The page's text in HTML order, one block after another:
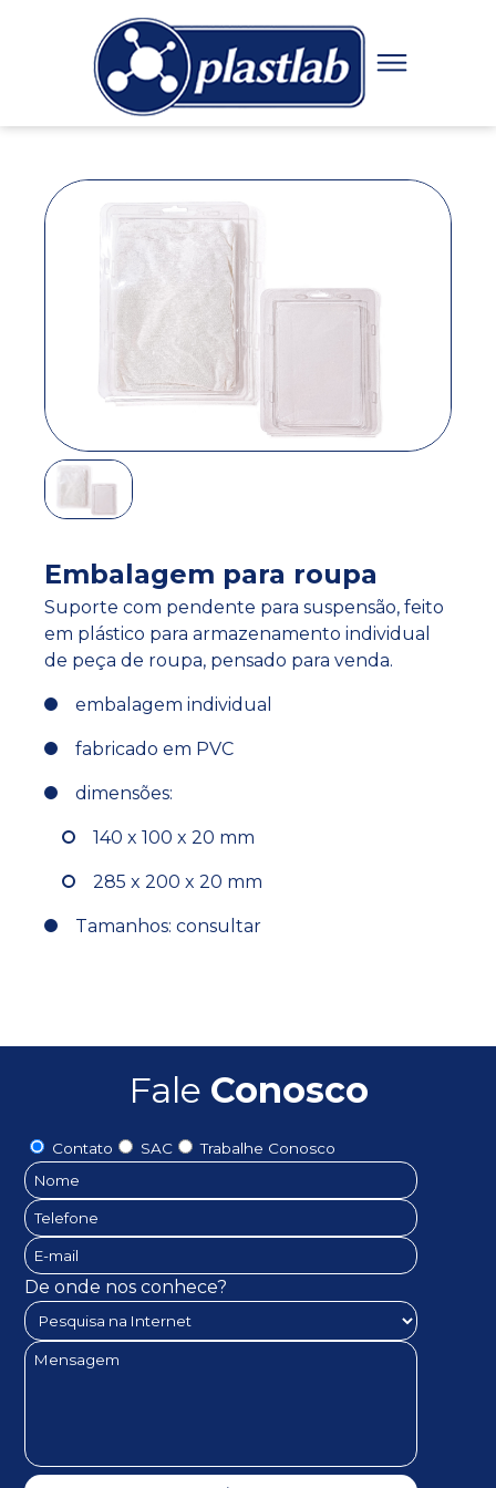
Embalagem para roupa
Suporte com pendente para suspensão, feito
em plástico para armazenamento individual
de peça de roupa, pensado para venda.
embalagem individual
fabricado em PVC
dimensões:
140 x 100 x 20 mm
285 x 200 x 20 mm
Tamanhos: consultar
Fale Conosco
Contato SAC Trabalhe Conosco
De onde nos conhece?